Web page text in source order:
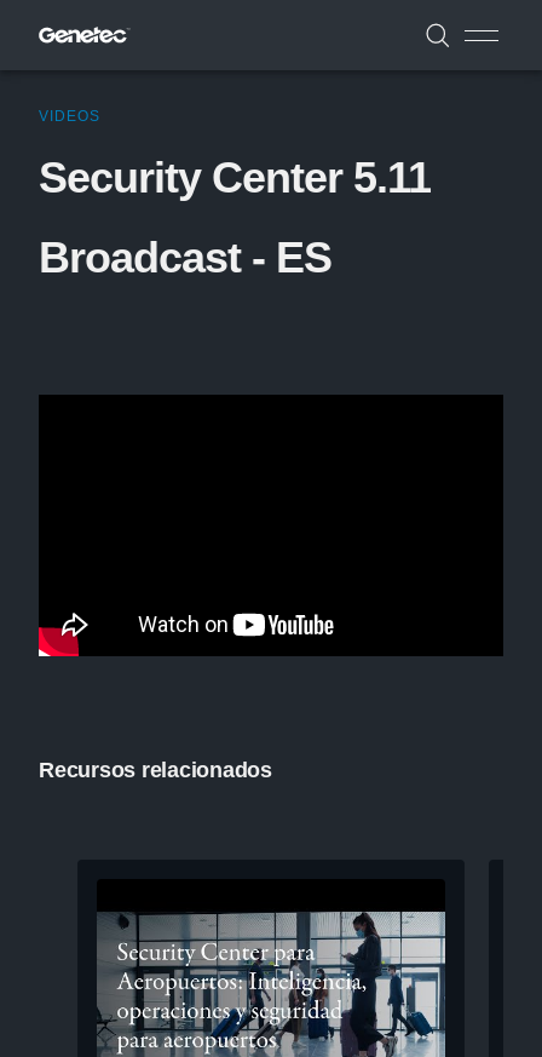
VIDEOS
Security Center 5.11
Broadcast - ES
Recursos relacionados